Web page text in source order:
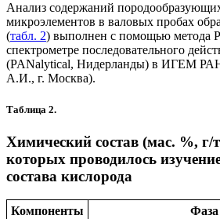
Анализ содержаний
микроэлементов в валовых пробах
(табл. 2) выполнен с помощью метода
спектрометре последовательного
(PANalytical, Нидерланды) в ИГЕМ
А.И., г. Москва).
Таблица 2.
Химический состав (мас. %, г/
которых проводилось
состава кислорода
Компоненты
Фаза